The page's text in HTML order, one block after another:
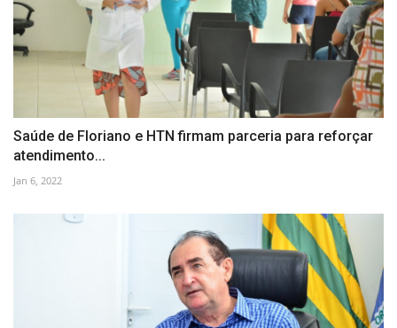
Saúde de Floriano e HTN firmam parceria para reforçar
atendimento...
Jan 6, 2022